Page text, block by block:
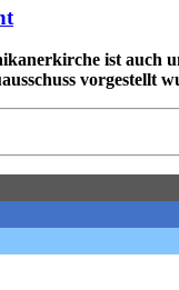
ist
vorgestellt